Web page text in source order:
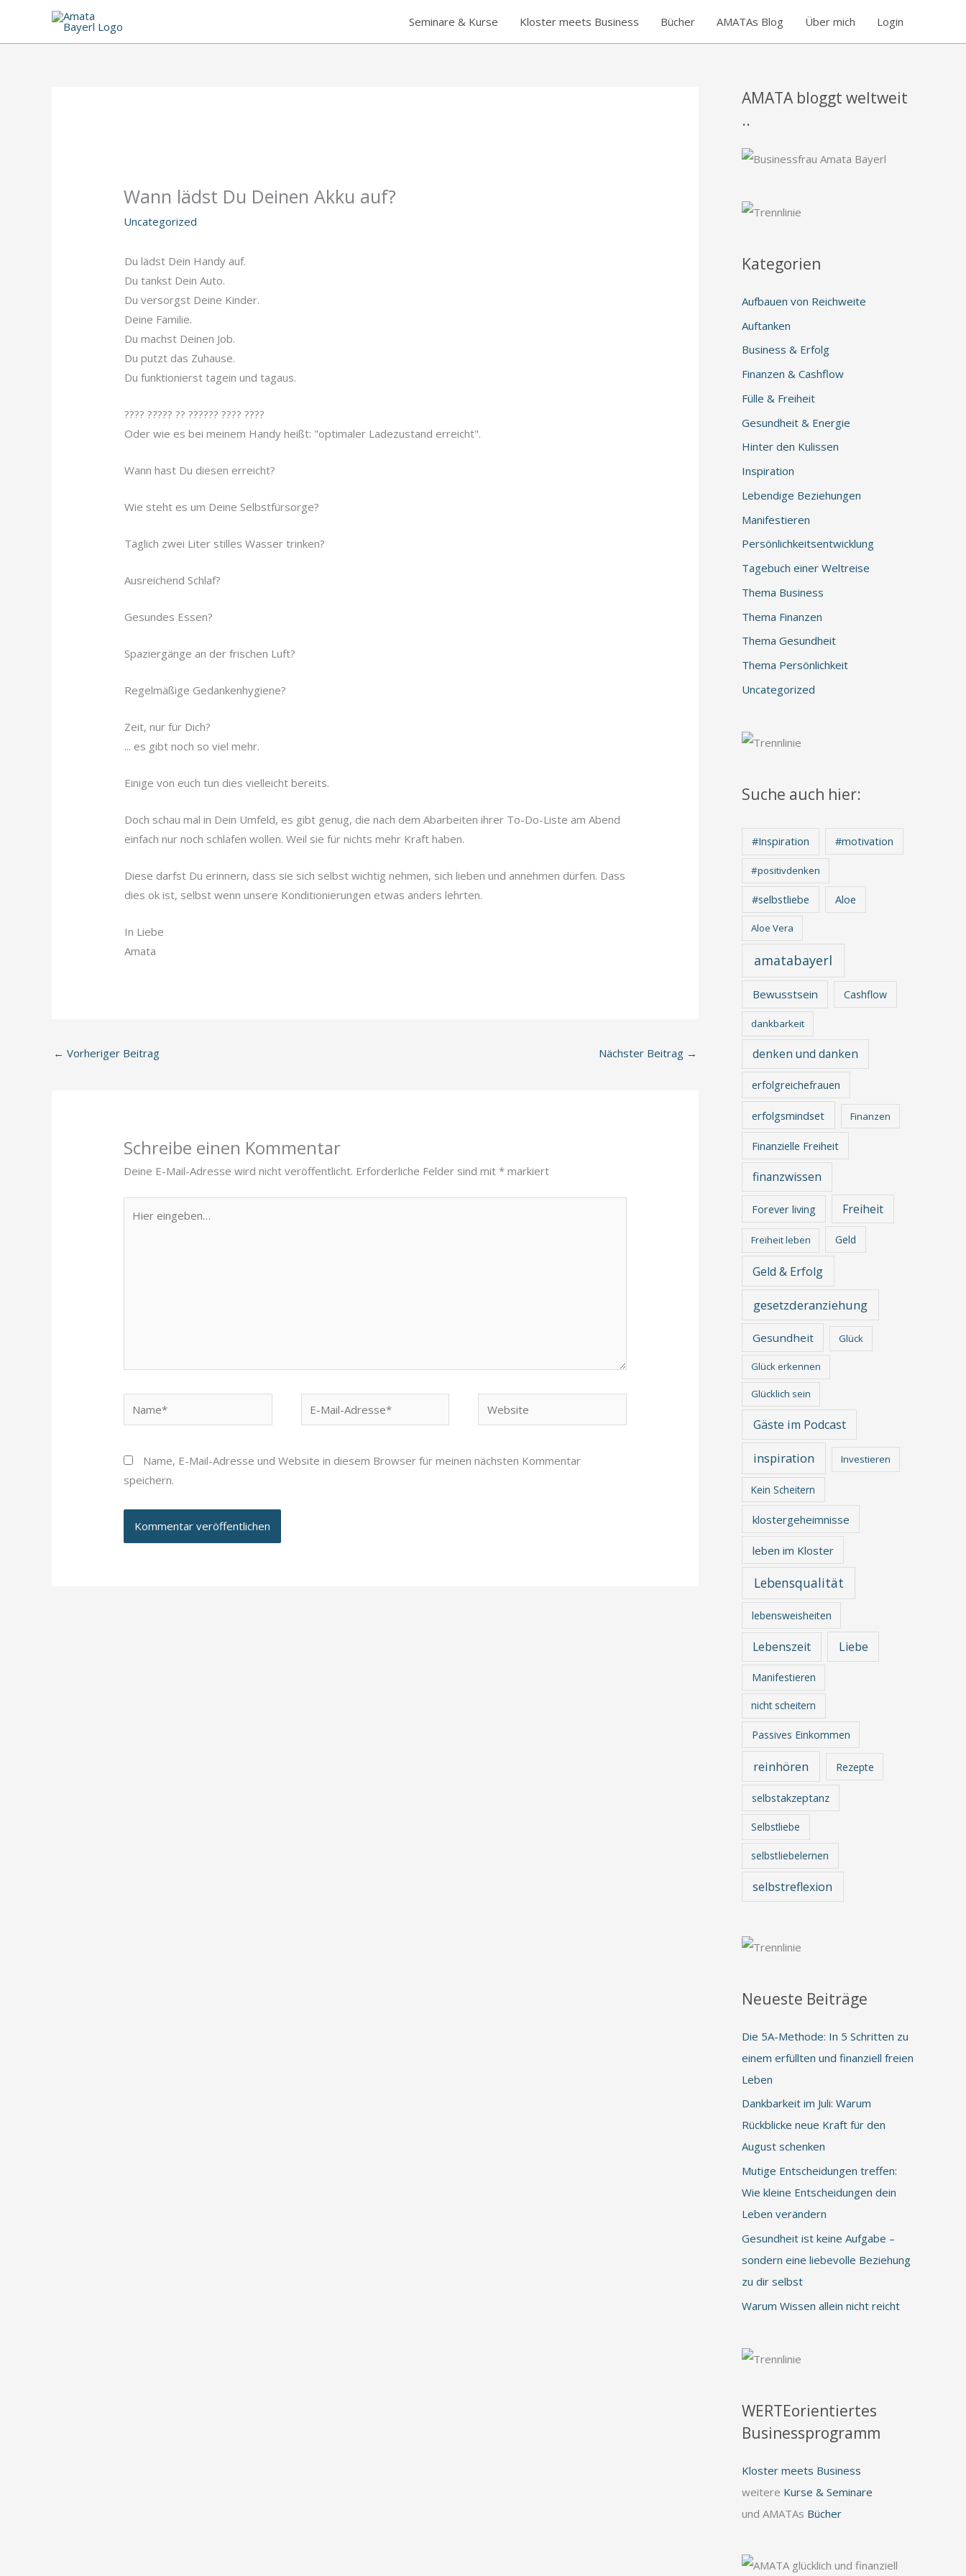
springen
Seminare & Kurse Kloster meets Business Bücher AMATAs Blog Über mich Login
Wann lädst Du Deinen Akku auf?
Uncategorized
Du lädst Dein Handy auf.
Du tankst Dein Auto.
Du versorgst Deine Kinder.
Deine Familie.
Du machst Deinen Job.
Du putzt das Zuhause.
Du funktionierst tagein und tagaus.
???? ??̈??? ?? ?????? ???? ????
Oder wie es bei meinem Handy heißt: "optimaler Ladezustand erreicht".
Wann hast Du diesen erreicht?
Wie steht es um Deine Selbstfürsorge?
Täglich zwei Liter stilles Wasser trinken?
Ausreichend Schlaf?
Gesundes Essen?
Spaziergänge an der frischen Luft?
Regelmäßige Gedankenhygiene?
Zeit, nur für Dich?
... es gibt noch so viel mehr.
Einige von euch tun dies vielleicht bereits.
Doch schau mal in Dein Umfeld, es gibt genug, die nach dem Abarbeiten ihrer To-Do-Liste am Abend
einfach nur noch schlafen wollen. Weil sie für nichts mehr Kraft haben.
Diese darfst Du erinnern, dass sie sich selbst wichtig nehmen, sich lieben und annehmen dürfen. Dass
dies ok ist, selbst wenn unsere Konditionierungen etwas anders lehrten.
In Liebe
Amata
← Vorheriger Beitrag Nächster Beitrag →
Schreibe einen Kommentar
Deine E-Mail-Adresse wird nicht veröffentlicht. Erforderliche Felder sind mit* markiert
eingeben…
Mail-
Name, E-Mail-Adresse und Website in diesem Browser für meinen nächsten Kommentar
speichern.
AMATA bloggt weltweit
..
Kategorien
Aufbauen von Reichweite
Auftanken
Business & Erfolg
Finanzen & Cashflow
Fülle & Freiheit
Gesundheit & Energie
Hinter den Kulissen
Inspiration
Lebendige Beziehungen
Manifestieren
Persönlichkeitsentwicklung
Tagebuch einer Weltreise
Thema Business
Thema Finanzen
Thema Gesundheit
Thema Persönlichkeit
Uncategorized
Suche auch hier:
#Inspiration #motivation
#positivdenken
#selbstliebe Aloe
Aloe Vera
amatabayerl
Bewusstsein Cashflow
dankbarkeit
denken und danken
erfolgreichefrauen
erfolgsmindset Finanzen
Finanzielle Freiheit
finanzwissen
Forever living Freiheit
Freiheit leben Geld
Geld & Erfolg
gesetzderanziehung
Gesundheit Glück
Glück erkennen
Glücklich sein
Gäste im Podcast
inspiration Investieren
Kein Scheitern
klostergeheimnisse
leben im Kloster
Lebensqualität
lebensweisheiten
Lebenszeit Liebe
Manifestieren
nicht scheitern
Passives Einkommen
reinhören Rezepte
selbstakzeptanz
Selbstliebe
selbstliebelernen
selbstreflexion
Neueste Beiträge
Die 5A-Methode: In 5 Schritten zu
einem erfüllten und finanziell freien
Leben
Dankbarkeit im Juli: Warum
Rückblicke neue Kraft für den
August schenken
Mutige Entscheidungen treffen:
Wie kleine Entscheidungen dein
Leben verändern
Gesundheit ist keine Aufgabe –
sondern eine liebevolle Beziehung
zu dir selbst
Warum Wissen allein nicht reicht
WERTEorientiertes
Businessprogramm
Kloster meets Business
weitere Kurse & Seminare
und AMATAs Bücher